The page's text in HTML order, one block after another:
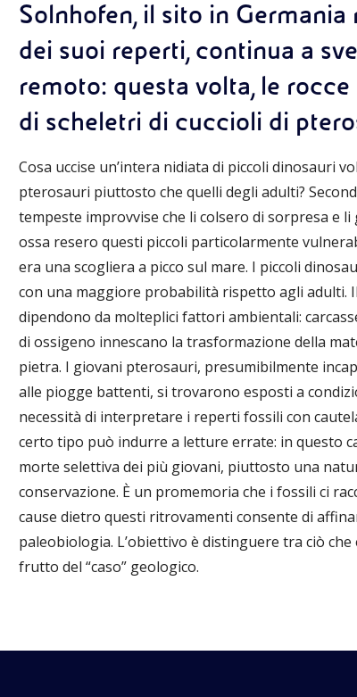
Solnhofen, il sito in
dei suoi reperti, continua a
remoto: questa volta, le
di scheletri di cuccioli di
Cosa uccise un’intera nidiata di piccoli dinosauri
pterosauri piuttosto che quelli degli adulti?
tempeste improvvise che li colsero di sorpresa e
ossa resero questi piccoli particolarmente
era una scogliera a picco sul mare. I piccoli
con una maggiore probabilità rispetto agli adulti.
dipendono da molteplici fattori ambientali:
di ossigeno innescano la trasformazione della
pietra. I giovani pterosauri, presumibilmente
alle piogge battenti, si trovarono esposti a
necessità di interpretare i reperti fossili con
certo tipo può indurre a letture errate: in questo
morte selettiva dei più giovani, piuttosto una
conservazione. È un promemoria che i fossili ci
cause dietro questi ritrovamenti consente di
paleobiologia. L’obiettivo è distinguere tra ciò
frutto del “caso” geologico.